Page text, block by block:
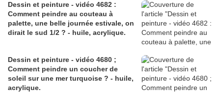
Dessin et peinture - vidéo 4682 :
Comment peindre au couteau à
palette, une belle journée estivale, on
dirait le sud 1/2 ? - huile, acrylique.
Dessin et peinture - vidéo 4680 ;
Comment peindre un coucher de
soleil sur une mer turquoise ? - huile,
acrylique.